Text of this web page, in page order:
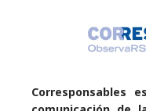
Corresponsables